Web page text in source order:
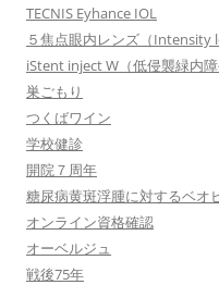
TECNIS Eyhance IOL
５焦点眼内レンズ（Intensity
iStent inject W（低侵襲緑内障
巣ごもり
つくばワイン
学校健診
開院７周年
糖尿病黄斑浮腫に対するベオ
オンライン資格確認
オーベルジュ
戦後75年